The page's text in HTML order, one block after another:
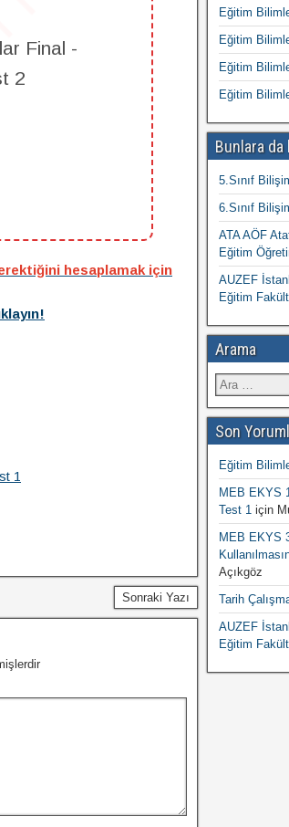
Final -
2
hesaplamak için
1
Sonraki Yazı
Eğitim
Eğitim
Eğitim
Eğitim
Bunlara
5.Sınıf
6.Sınıf
ATA AÖF
Eğitim
AUZEF
Eğitim
Arama
Son
Eğitim
MEB EKYS
Test 1için
MEB EKYS
Açıkgöz
Tarih
AUZEF
Eğitim